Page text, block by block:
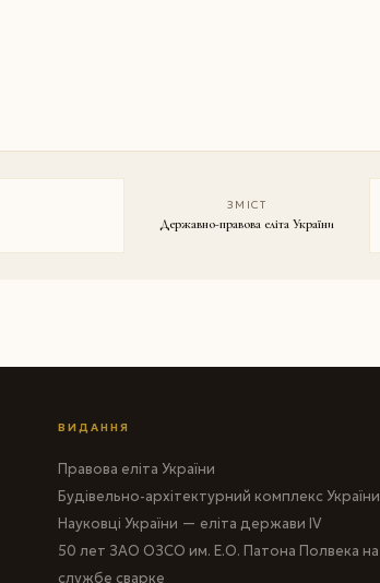
ЗМІСТ
Державно-правова еліта України
ВИДАННЯ
Правова еліта України
Будівельно-архітектурний комплекс України
Науковці України — еліта держави IV
50 лет ЗАО ОЗСО им. Е.О. Патона Полвека на
службе сварке